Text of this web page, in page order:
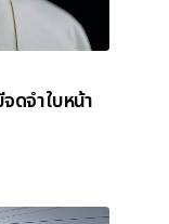
ดจำใบหน้า